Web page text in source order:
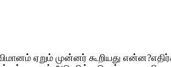
ஏறும் முன்னர் கூறியது